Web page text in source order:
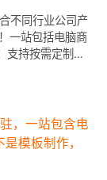
不同行业公司产
一站包括电脑商
支持按需定制，
，一站包含电
模板制作，